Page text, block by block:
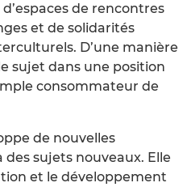
de rencontres
et de solidarités
D’une manière
sujet dans une position
consommateur de
de nouvelles
des sujets nouveaux. Elle
et le développement